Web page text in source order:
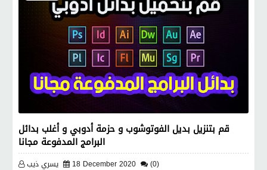
قم بتنزيل بديل الفوتوشوب و حزمة أدوبي و أغلب بدائل
البرامج المدفوعة مجانا
يسري ذيب 18 December 2020 (0)